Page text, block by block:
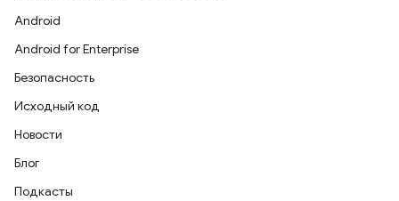
Android
Android for Enterprise
Безопасность
Исходный код
Новости
Блог
Подкасты